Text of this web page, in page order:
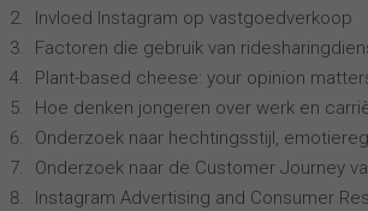
Invloed Instagram op vastgoedverkoop
Factoren die gebruik van
Plant-based cheese: your opinion
Hoe denken jongeren over werk en
Onderzoek naar hechtingsstijl,
Onderzoek naar de Customer Journey
Instagram Advertising and Consumer